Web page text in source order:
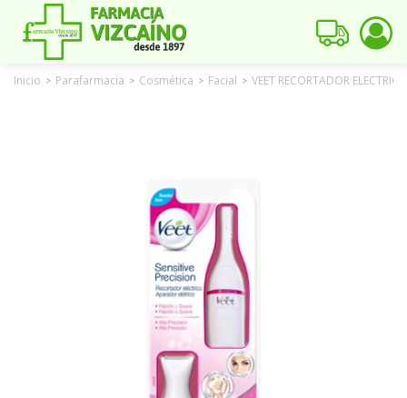
Inicio > Parafarmacia > Cosmética > Facial > VEET RECORTADOR